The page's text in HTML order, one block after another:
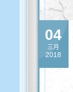
04
三月
2018